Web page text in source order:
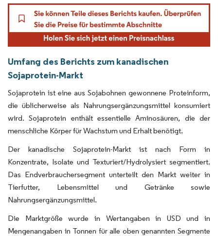
Umfang des Berichts zum kanadischen
Sojaprotein-Markt
Sojaprotein ist eine aus Sojabohnen gewonnene Proteinform,
die üblicherweise als Nahrungsergänzungsmittel konsumiert
wird. Sojaprotein enthält essentielle Aminosäuren, die der
menschliche Körper für Wachstum und Erhalt benötigt.
Der kanadische Sojaprotein-Markt ist nach Form in
Konzentrate, Isolate und Texturiert/Hydrolysiert segmentiert.
Das Endverbrauchersegment unterteilt den Markt weiter in
Tierfutter, Lebensmittel und Getränke sowie
Nahrungsergänzungsmittel.
Die Marktgröße wurde in Wertangaben in USD und in
Mengenangaben in Tonnen für alle oben genannten Segmente